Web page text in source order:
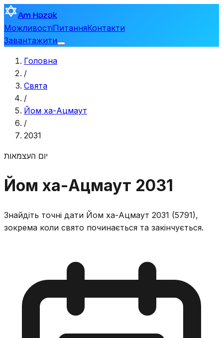
Am Hazak
МожливостіПитанняКонтакти
Завантажити
Головна
/
Свята
/
Йом ха-Ацмаут
/
2031
יום העצמאות
Йом ха-Ацмаут 2031
Знайдіть точні дати Йом ха-Ацмаут 2031 (5791),
зокрема коли свято починається та закінчується.